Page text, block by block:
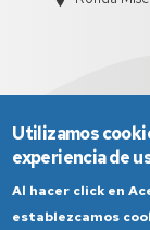
Utilizamos
experiencia de
Al hacer click en
establezcamos